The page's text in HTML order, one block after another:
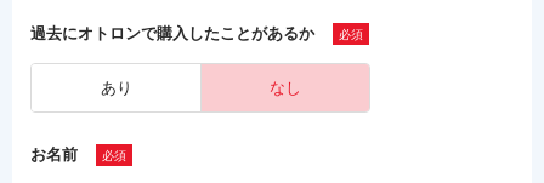
過去にオトロンで購入したことがあるか
あり なし
お名前